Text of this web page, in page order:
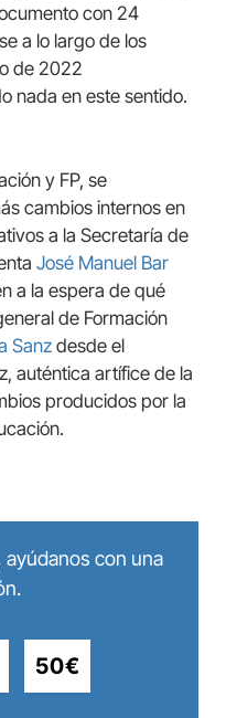
con 24
a lo largo de los
de 2022
nada en este sentido.
y FP, se
cambios internos en
a la Secretaría de
José Manuel Bar
a la espera de qué
de Formación
Sanz desde el
auténtica artífice de la
producidos por la
con una
50€